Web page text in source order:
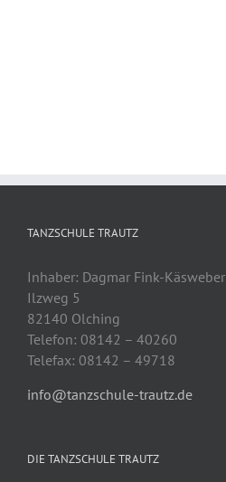
TANZSCHULE TRAUTZ
Inhaber: Dagmar Fink-Käsweber
Ilzweg 5
82140 Olching
Telefon: 08142 – 40260
Telefax: 08142 – 49718
info@tanzschule-trautz.de
DIE TANZSCHULE TRAUTZ